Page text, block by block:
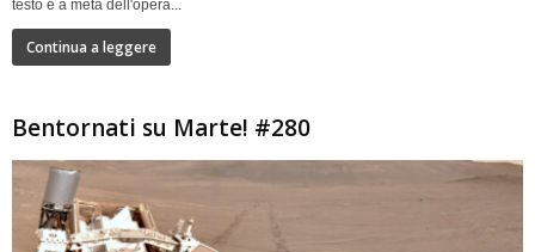
testo è a metà dell'opera...
Continua a leggere
Bentornati su Marte! #280